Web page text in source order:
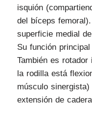
isquión
del bíceps
superficie medial
Su función
También es
la rodilla está
músculo
extensión de